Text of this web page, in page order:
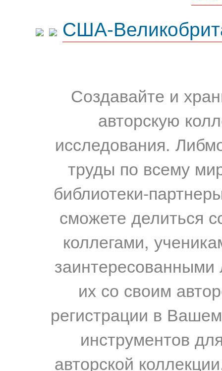
США-
Создавайте и
авторскую
исследования.
труды по всему
библиотеки-
сможете делиться
коллегами,
их со своим
регистрации в
инструментов
авторской